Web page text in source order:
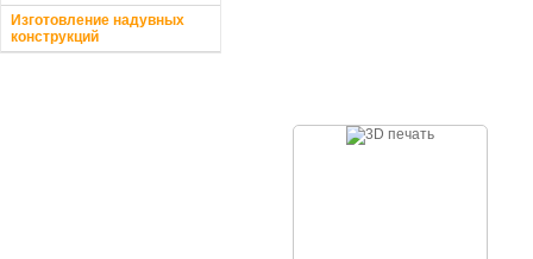
Изготовление надувных
конструкций